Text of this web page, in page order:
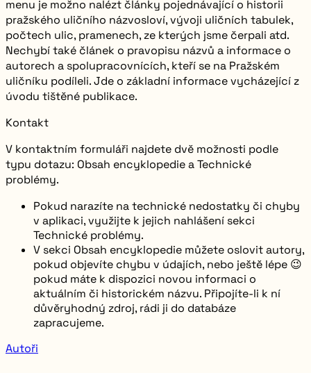
menu je možno nalézt články pojednávající o historii
pražského uličního názvosloví, vývoji uličních tabulek,
počtech ulic, pramenech, ze kterých jsme čerpali atd.
Nechybí také článek o pravopisu názvů a informace o
autorech a spolupracovnících, kteří se na Pražském
uličníku podíleli. Jde o základní informace vycházející z
úvodu tištěné publikace.
Kontakt
V kontaktním formuláři najdete dvě možnosti podle
typu dotazu: Obsah encyklopedie a Technické
problémy.
Pokud narazíte na technické nedostatky či chyby
v aplikaci, využijte k jejich nahlášení sekci
Technické problémy.
V sekci Obsah encyklopedie můžete oslovit autory,
pokud objevíte chybu v údajích, nebo ještě lépe 😉
pokud máte k dispozici novou informaci o
aktuálním či historickém názvu. Připojíte-li k ní
důvěryhodný zdroj, rádi ji do databáze
zapracujeme.
Autoři